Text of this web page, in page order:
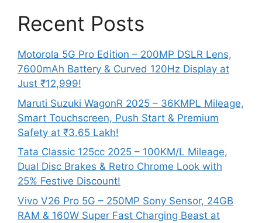
Recent Posts
Motorola 5G Pro Edition – 200MP DSLR Lens,
7600mAh Battery & Curved 120Hz Display at
Just ₹12,999!
Maruti Suzuki WagonR 2025 – 36KMPL Mileage,
Smart Touchscreen, Push Start & Premium
Safety at ₹3.65 Lakh!
Tata Classic 125cc 2025 – 100KM/L Mileage,
Dual Disc Brakes & Retro Chrome Look with
25% Festive Discount!
Vivo V26 Pro 5G – 250MP Sony Sensor, 24GB
RAM & 160W Super Fast Charging Beast at